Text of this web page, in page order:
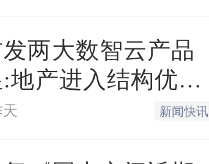
两大数智云产品
地产进入结构优化
天 新闻快讯